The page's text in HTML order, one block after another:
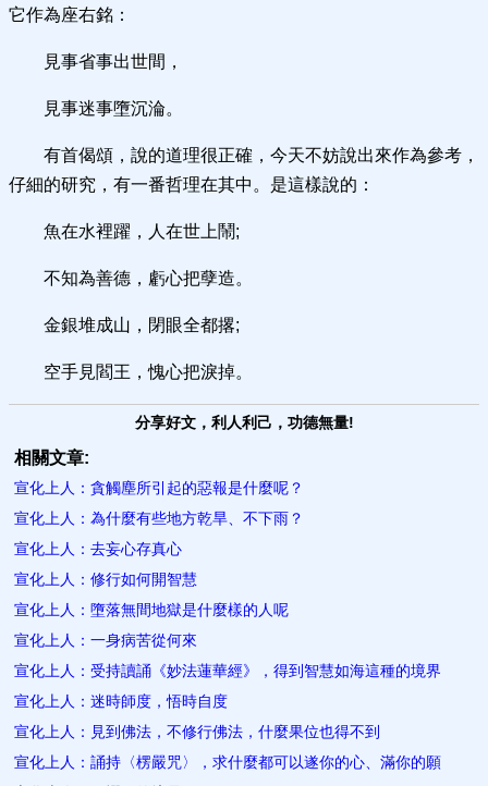
它作為座右銘：
見事省事出世間，
見事迷事墮沉淪。
有首偈頌，說的道理很正確，今天不妨說出來作為參考，
仔細的研究，有一番哲理在其中。是這樣說的：
魚在水裡躍，人在世上鬧;
不知為善德，虧心把孽造。
金銀堆成山，閉眼全都撂;
空手見閻王，愧心把淚掉。
分享好文，利人利己，功德無量!
相關文章:
宣化上人：貪觸塵所引起的惡報是什麼呢？
宣化上人：為什麼有些地方乾旱、不下雨？
宣化上人：去妄心存真心
宣化上人：修行如何開智慧
宣化上人：墮落無間地獄是什麼樣的人呢
宣化上人：一身病苦從何來
宣化上人：受持讀誦《妙法蓮華經》，得到智慧如海這種的境界
宣化上人：迷時師度，悟時自度
宣化上人：見到佛法，不修行佛法，什麼果位也得不到
宣化上人：誦持〈楞嚴咒〉，求什麼都可以遂你的心、滿你的願